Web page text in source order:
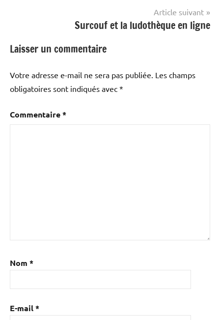
Article suivant
Surcouf et la ludothèque en ligne
Laisser un commentaire
Votre adresse e-mail ne sera pas publiée. Les champs
obligatoires sont indiqués avec *
Commentaire*
Nom *
E-mail*